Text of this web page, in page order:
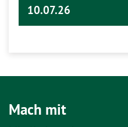
10.07.26
Mach mit